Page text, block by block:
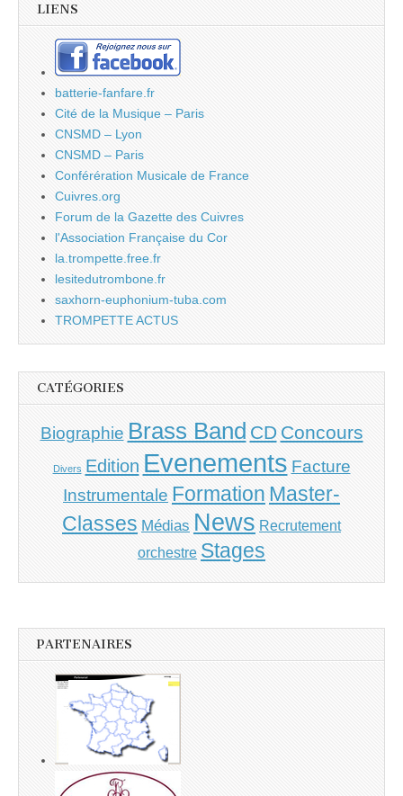
LIENS
batterie-fanfare.fr
Cité de la Musique – Paris
CNSMD – Lyon
CNSMD – Paris
Conférération Musicale de France
Cuivres.org
Forum de la Gazette des Cuivres
l'Association Française du Cor
la.trompette.free.fr
lesitedutrombone.fr
saxhorn-euphonium-tuba.com
TROMPETTE ACTUS
CATÉGORIES
Biographie Brass Band CD Concours
Divers Edition Evenements Facture
Instrumentale Formation Master-
Classes Médias News Recrutement
orchestre Stages
PARTENAIRES